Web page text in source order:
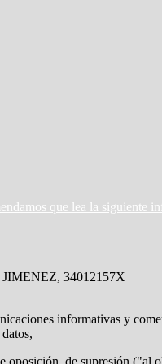
que lea la siguiente
34012157X
informativas y